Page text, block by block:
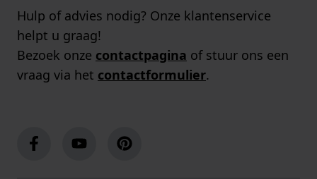
Hulp of advies nodig? Onze klantenservice
helpt u graag!
Bezoek onze contactpagina of stuur ons een
vraag via het contactformulier.